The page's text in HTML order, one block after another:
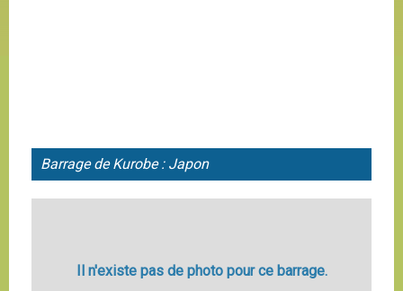
Barrage de Kurobe : Japon
Il n'existe pas de photo pour ce barrage.